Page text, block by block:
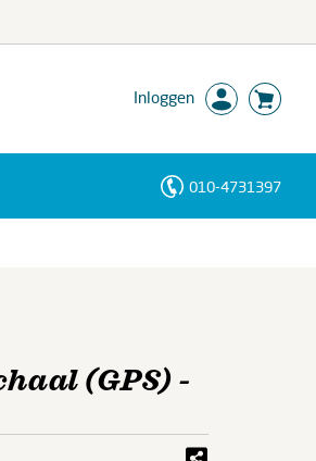
Inloggen
010-4731397
(GPS) -